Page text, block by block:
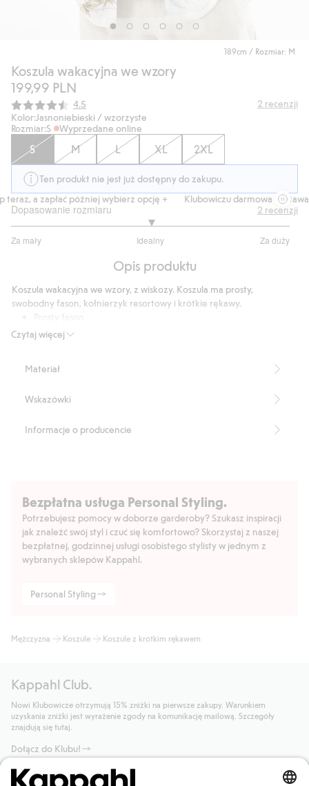
189cm / Rozmiar: M
Koszula wakacyjna we wzory
199,99 PLN
Średnia ocena:
4.5 2 recenzji
Kolor:Jasnoniebieski / wzorzyste
Rozmiar:S Wyprzedane online
S M L XL 2XL
Ten produkt nie jest już dostępny do zakupu.
a zapłać później wybierz opcję +
Klubowiczu darmowa dostawa
Dopasowanie rozmiaru
Za mały Idealny Za duży
na
1
głosów
2 recenzji
Opis produktu
Czytaj więcej
Koszula wakacyjna we wzory, z wiskozy. Koszula ma prosty,
swobodny fason, kołnierzyk resortowy i krótkie rękawy.
Krótkie rękawy
Produkt zawiera 100% włókien wiskozowych LENZING™
Produkt zawiera 100% włókien wiskozowych LENZING™
Numer artykułu :348789
Materiał
Wskazówki
Informacje o producencie
Bezpłatna usługa Personal Styling.
Potrzebujesz pomocy w doborze garderoby? Szukasz inspiracji
jak znaleźć swój styl i czuć się komfortowo? Skorzystaj z naszej
bezpłatnej, godzinnej usługi osobistego stylisty w jednym z
wybranych sklepów Kappahl.
Personal Styling
Mężczyzna Koszule Koszule z krótkim rękawem
Kappahl Club.
Nowi Klubowicze otrzymują 15% zniżki na pierwsze zakupy. Warunkiem
uzyskania zniżki jest wyrażenie zgody na komunikację mailową. Szczegóły
znajdują się tutaj.
Dołącz do Klubu!